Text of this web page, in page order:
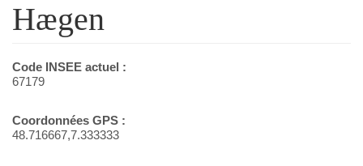
Hægen
Code INSEE actuel :
67179
Coordonnées GPS :
48.716667,7.333333